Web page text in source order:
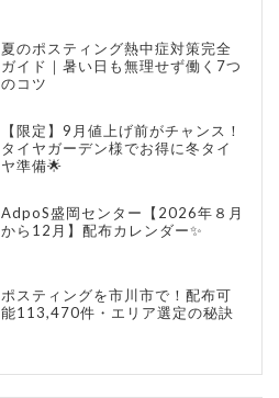
夏のポスティング熱中症対策完全
ガイド｜暑い日も無理せず働く7つ
のコツ
【限定】9月値上げ前がチャンス！
タイヤガーデン様でお得に冬タイ
ヤ準備🌟
AdpoS盛岡センター【2026年８月
から12月】配布カレンダー✨
ポスティングを市川市で！配布可
能113,470件・エリア選定の秘訣